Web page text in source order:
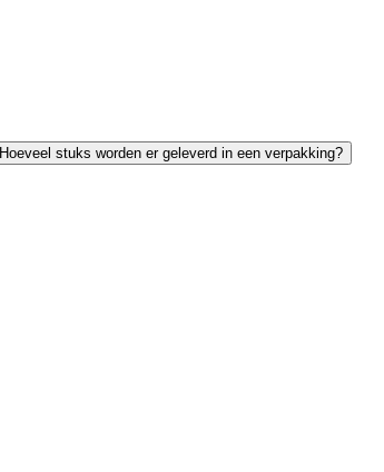
Hoeveel stuks worden er geleverd in een verpakking?